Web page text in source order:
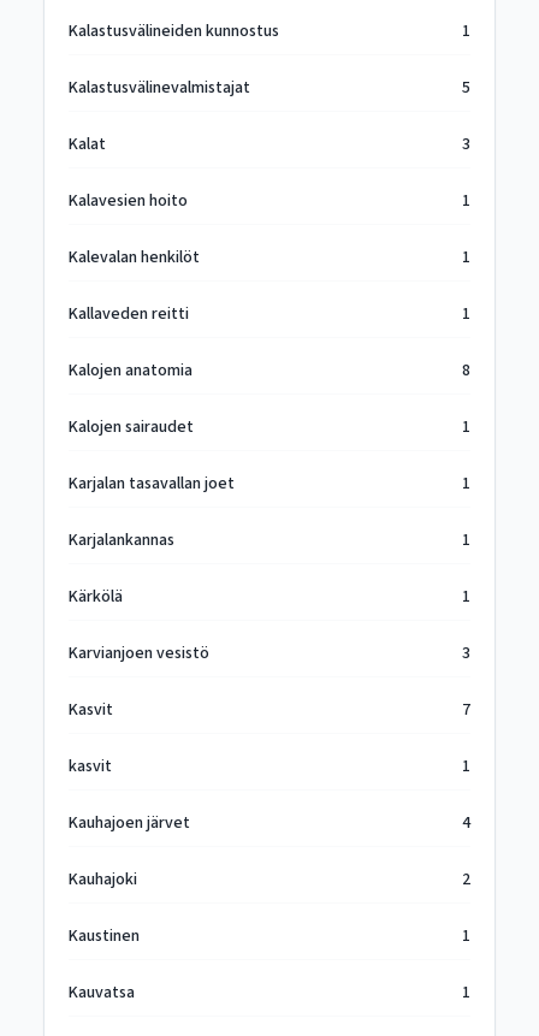
Kalastusvälineiden kunnostus 1
Kalastusvälinevalmistajat 5
Kalat 3
Kalavesien hoito 1
Kalevalan henkilöt 1
Kallaveden reitti 1
Kalojen anatomia 8
Kalojen sairaudet 1
Karjalan tasavallan joet 1
Karjalankannas 1
Kärkölä 1
Karvianjoen vesistö 3
Kasvit 7
kasvit 1
Kauhajoen järvet 4
Kauhajoki 2
Kaustinen 1
Kauvatsa 1